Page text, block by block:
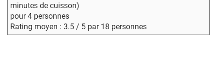
minutes de cuisson)
pour 4 personnes
Rating moyen : 3.5 / 5 par 18 personnes